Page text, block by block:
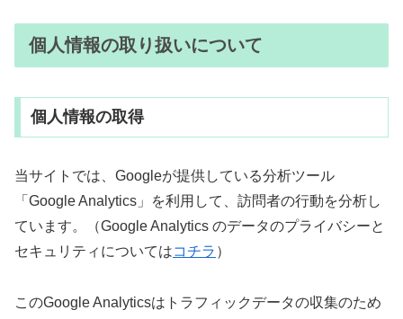
個人情報の取り扱いについて
個人情報の取得
当サイトでは、Googleが提供している分析ツール
「Google Analytics」を利用して、訪問者の行動を分析し
ています。（Google Analytics のデータのプライバシーと
セキュリティについてはコチラ ）
このGoogle Analyticsはトラフィックデータの収集のため